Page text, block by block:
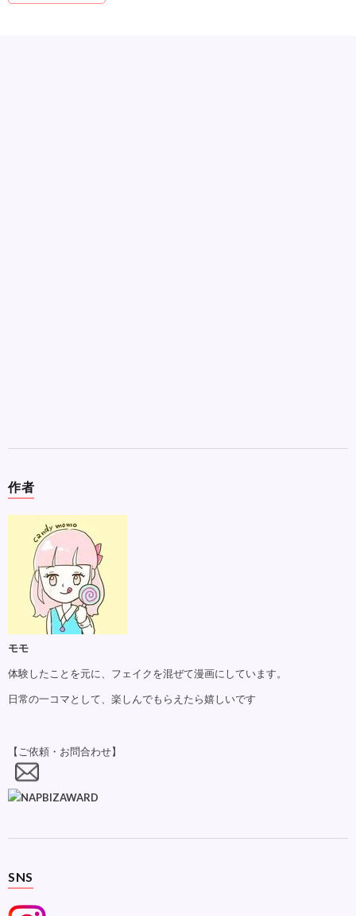
作者
モモ
体験したことを元に、フェイクを混ぜて漫画にしています。
日常の一コマとして、楽しんでもらえたら嬉しいです
【ご依頼・お問合わせ】
SNS